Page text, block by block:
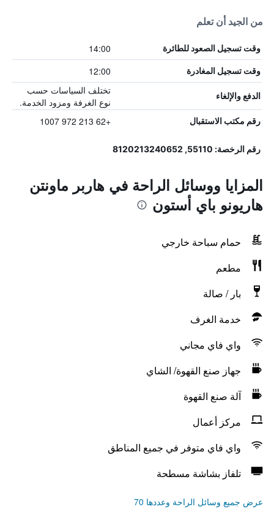
من الجيد أن تعلم
وقت تسجيل الصعود للطائرة 14:00
وقت تسجيل المغادرة 12:00
الدفع والإلغاء
تختلف السياسات حسب
نوع الغرفة ومزود الخدمة.
رقم مكتب الاستقبال +62 213 972 1007
رقم الرخصة: 55110, 8120213240652
المزايا ووسائل الراحة في هاربر ماونتن
هاريونو باي أستون
حمام سباحة خارجي
مطعم
بار / صالة
خدمة الغرف
واي فاي مجاني
جهاز صنع القهوة/ الشاي
آلة صنع القهوة
مركز أعمال
واي فاي متوفر في جميع المناطق
تلفاز بشاشة مسطحة
عرض جميع وسائل الراحة وعددها 70